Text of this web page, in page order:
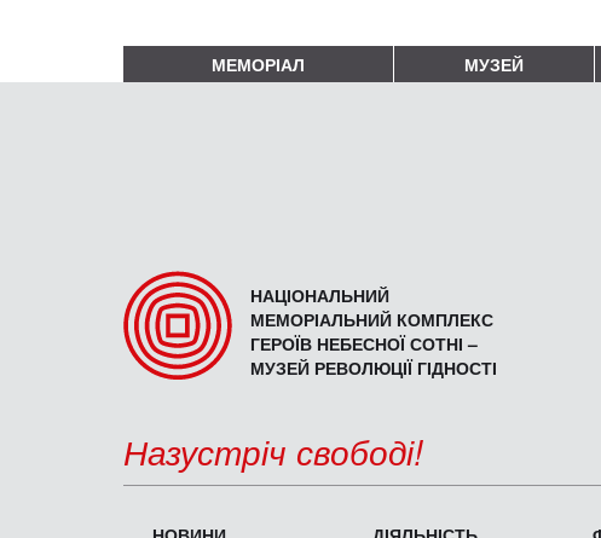
МЕМОРІАЛ МУЗЕЙ
НАЦІОНАЛЬНИЙ
МЕМОРІАЛЬНИЙ КОМПЛЕКС
ГЕРОЇВ НЕБЕСНОЇ СОТНІ –
МУЗЕЙ РЕВОЛЮЦІЇ ГІДНОСТІ
Назустріч свободі!